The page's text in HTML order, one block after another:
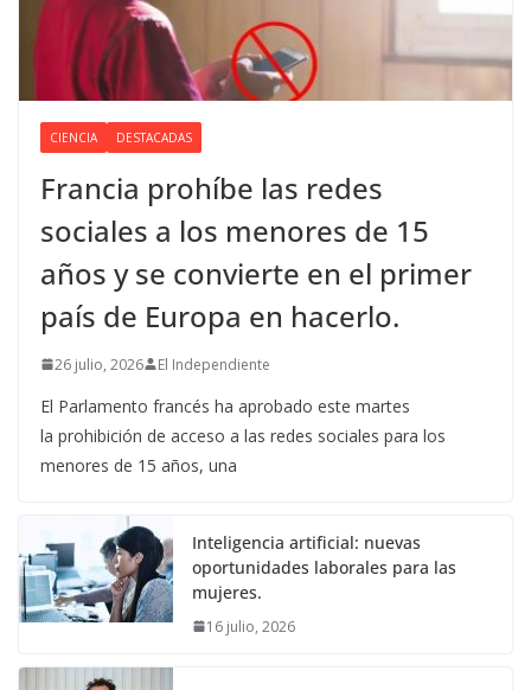
CIENCIA DESTACADAS
Francia prohíbe las redes
sociales a los menores de 15
años y se convierte en el primer
país de Europa en hacerlo.
26 julio, 2026 El Independiente
El Parlamento francés ha aprobado este martes
la prohibición de acceso a las redes sociales para los
menores de 15 años, una
Inteligencia artificial: nuevas
oportunidades laborales para las
mujeres.
16 julio, 2026